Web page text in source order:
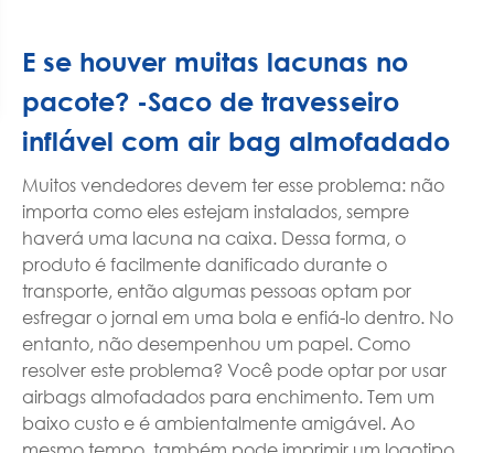
E se houver muitas lacunas no
pacote? -Saco de travesseiro
inflável com air bag almofadado
Muitos vendedores devem ter esse problema: não
importa como eles estejam instalados, sempre
haverá uma lacuna na caixa. Dessa forma, o
produto é facilmente danificado durante o
transporte, então algumas pessoas optam por
esfregar o jornal em uma bola e enfiá-lo dentro. No
entanto, não desempenhou um papel. Como
resolver este problema? Você pode optar por usar
airbags almofadados para enchimento. Tem um
baixo custo e é ambientalmente amigável. Ao